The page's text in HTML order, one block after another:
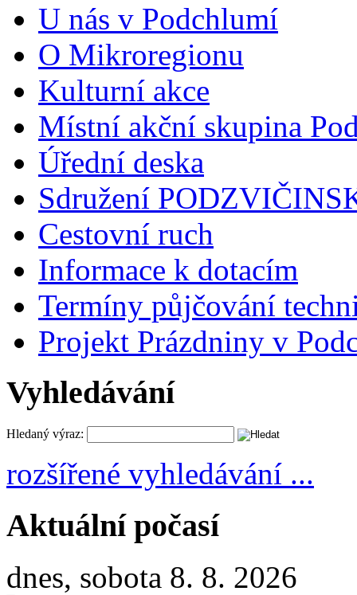
U nás v Podchlumí
O Mikroregionu
Kulturní akce
Místní akční skupina
Úřední deska
Sdružení
Cestovní ruch
Informace k dotacím
Termíny půjčování
Projekt Prázdniny v
Vyhledávání
Hledaný výraz:
rozšířené vyhledávání ...
Aktuální počasí
dnes, sobota 8. 8. 2026